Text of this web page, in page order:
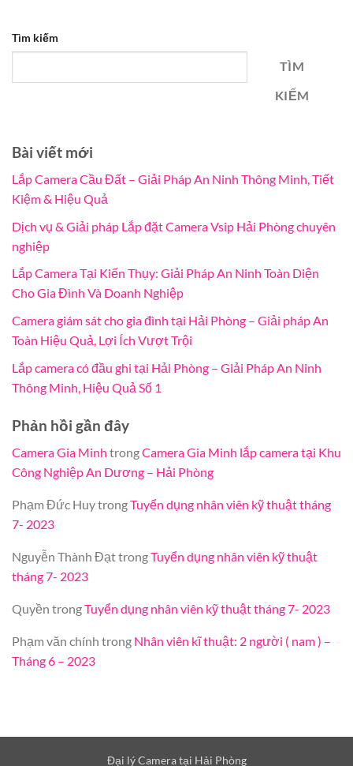
Tìm kiếm
TÌM
KIẾM
Bài viết mới
Lắp Camera Cầu Đất – Giải Pháp An Ninh Thông Minh, Tiết
Kiệm & Hiệu Quả
Dịch vụ & Giải pháp Lắp đặt Camera Vsip Hải Phòng chuyên
nghiệp
Lắp Camera Tại Kiến Thụy: Giải Pháp An Ninh Toàn Diện
Cho Gia Đình Và Doanh Nghiệp
Camera giám sát cho gia đình tại Hải Phòng – Giải pháp An
Toàn Hiệu Quả, Lợi Ích Vượt Trội
Lắp camera có đầu ghi tại Hải Phòng – Giải Pháp An Ninh
Thông Minh, Hiệu Quả Số 1
Phản hồi gần đây
Camera Gia Minh trongCamera Gia Minh lắp camera tại Khu
Công Nghiệp An Dương – Hải Phòng
Phạm Đức HuytrongTuyển dụng nhân viên kỹ thuật tháng
7- 2023
Nguyễn Thành ĐạttrongTuyển dụng nhân viên kỹ thuật
tháng 7- 2023
Quyền trongTuyển dụng nhân viên kỹ thuật tháng 7- 2023
Phạm văn chính trong Nhân viên kĩ thuật: 2 người ( nam ) –
Tháng 6 – 2023
Đại lý Camera tại Hải Phòng